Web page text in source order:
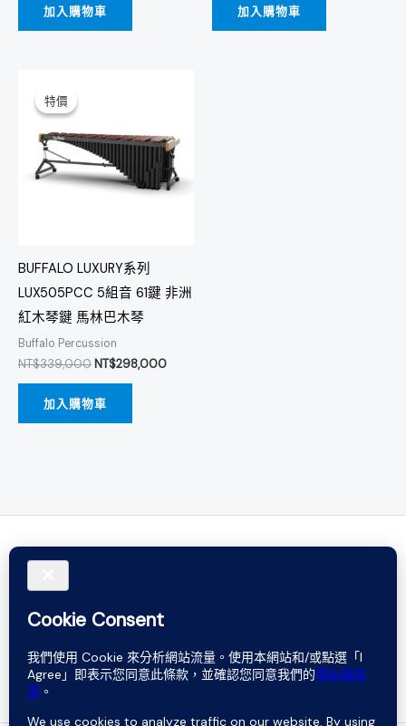
加入購物車 加入購物車
特價
特價
BUFFALO LUXURY系列
LUX505PCC 5組音 61鍵 非洲
紅木琴鍵 馬林巴木琴
Buffalo Percussion
NT$339,000
NT$339,000。
NT$298,000
NT$298,000。
加入購物車
Do not rely on words. Believe in sound.